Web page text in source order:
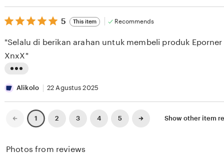
y
A
E
S
E
K
e
v
e
w
y
X
X
s
t
n
g
e
v
5
out
5
stars
5 This item Recommends
i
s
"Selalu di berikan arahan untuk membeli produk Eporner
XnxX"
Alikolo 22 Agustus 2025
Previous
page
1 2 3 4 5
Next
page
Show other item
Photos from reviews